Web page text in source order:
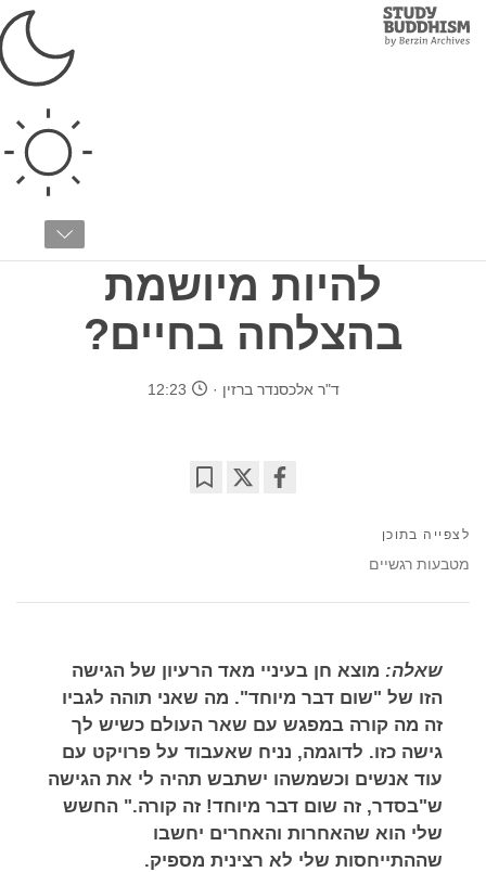
Study
Buddhism
האם גישה של "שום
דבר מיוחד" יכולה
להיות מיושמת
בהצלחה בחיים?
ד"ר אלכסנדר ברזין 12:23
לצפייה בתוכן
מטבעות רגשיים
שאלה: מוצא חן בעיניי מאד הרעיון של הגישה
הזו של "שום דבר מיוחד". מה שאני תוהה לגביו
זה מה קורה במפגש עם שאר העולם כשיש לך
גישה כזו. לדוגמה, נניח שאעבוד על פרויקט עם
עוד אנשים וכשמשהו ישתבש תהיה לי את הגישה
ש"בסדר, זה שום דבר מיוחד! זה קורה." החשש
שלי הוא שהאחרות והאחרים יחשבו
שההתייחסות שלי לא רצינית מספיק.